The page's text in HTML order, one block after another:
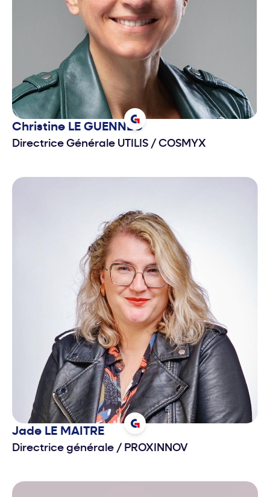
Christine LE GUENNEC
Directrice Générale UTILIS / COSMYX
Jade LE MAITRE
Directrice générale / PROXINNOV